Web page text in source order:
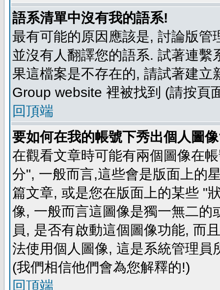
語系清單中沒有我的語系!
最有可能的原因應該是, 討論版
並沒有人翻譯您的語系. 試著連
果這檔案是不存在的, 請試著建
Group website 裡被找到 (請按頁
回頂端
要如何在我的帳號下秀出個人圖
在觀看文章時可能有兩個圖像在
分", 一般而言,這些會是版面上的
篇文章, 或是您在版面上的某些 "
像, 一般而言這圖像是獨一無二
員, 是否有啟動這個圖像功能, 而
法使用個人圖像, 這是系統管理
(我們相信他們會為您解釋的!)
回頂端